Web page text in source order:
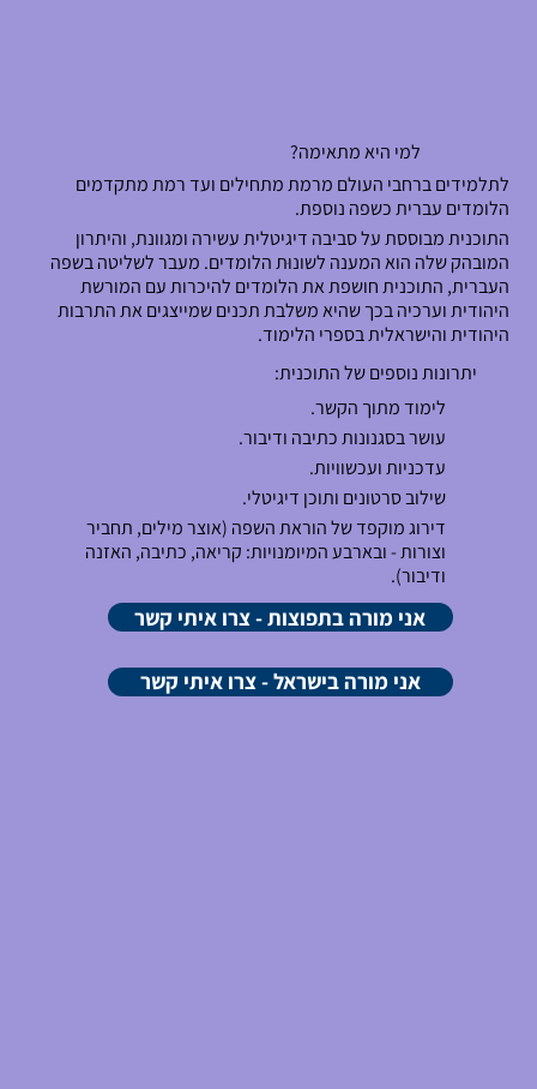
למי היא מתאימה?
לתלמידים ברחבי העולם מרמת מתחילים ועד רמת מתקדמים
הלומדים עברית כשפה נוספת.
התוכנית מבוססת על סביבה דיגיטלית עשירה ומגוונת, והיתרון
המובהק שלה הוא המענה לשונוּת הלומדים. מעבר לשליטה בשפה
העברית, התוכנית חושפת את הלומדים להיכרות עם המורשת
היהודית וערכיה בכך שהיא משלבת תכנים שמייצגים את התרבות
היהודית והישראלית בספרי הלימוד.
יתרונות נוספים של התוכנית:
לימוד מתוך הקשר.
עושר בסגנונות כתיבה ודיבור.
עדכניות ועכשוויות.
שילוב סרטונים ותוכן דיגיטלי.
דירוג מוקפד של הוראת השפה (אוצר מילים, תחביר
וצורות - ובארבע המיומנויות: קריאה, כתיבה, האזנה
ודיבור).
אני מורה בתפוצות - צרו איתי קשר
אני מורה בישראל - צרו איתי קשר